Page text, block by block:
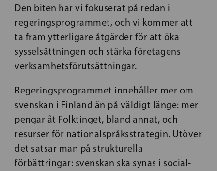
Den biten har vi fokuserat på redan i
regeringsprogrammet, och vi kommer att
ta fram ytterligare åtgärder för att öka
sysselsättningen och stärka företagens
verksamhetsförutsättningar.
Regeringsprogrammet innehåller mer om
svenskan i Finland än på väldigt länge: mer
pengar åt Folktinget, bland annat, och
resurser för nationalspråksstrategin. Utöver
det satsar man på strukturella
förbättringar: svenskan ska synas i social-